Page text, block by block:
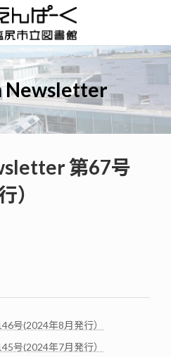
Newsletter
第67号
）
号(2024年8月発行）
号(2024年7月発行）